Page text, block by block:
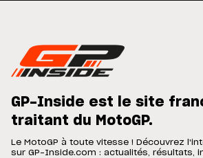
GP-Inside est le site
traitant du MotoGP.
Le MotoGP à toute vitesse ! Découvrez
sur GP-Inside.com : actualités, résultats,